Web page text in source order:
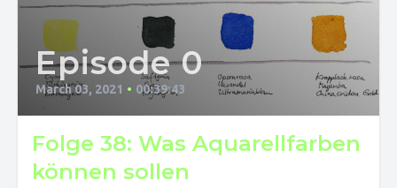
Episode 0
March 03, 2021 • 00:39:43
Folge 38: Was Aquarellfarben
können sollen